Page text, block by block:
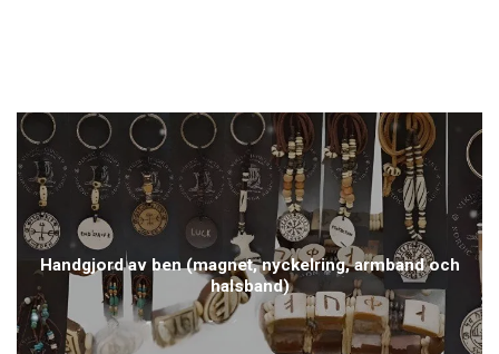
Handgjord av ben (magnet, nyckelring, armband och
halsband)